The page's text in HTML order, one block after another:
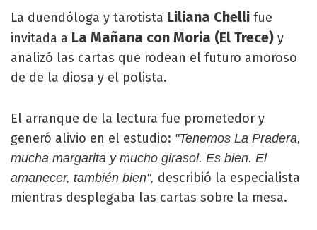
La duendóloga y tarotista Liliana Chelli fue
invitada a La Mañana con Moria (El Trece) y
analizó las cartas que rodean el futuro amoroso
de de la diosa y el polista.
El arranque de la lectura fue prometedor y
generó alivio en el estudio: "Tenemos La Pradera,
mucha margarita y mucho girasol. Es bien. El
amanecer, también bien", describió la especialista
mientras desplegaba las cartas sobre la mesa.